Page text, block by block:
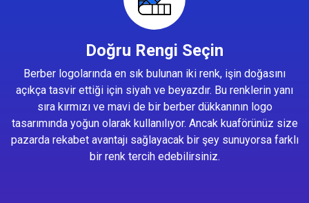
Doğru Rengi Seçin
Berber logolarında en sık bulunan iki renk, işin doğasını
açıkça tasvir ettiği için siyah ve beyazdır. Bu renklerin yanı
sıra kırmızı ve mavi de bir berber dükkanının logo
tasarımında yoğun olarak kullanılıyor. Ancak kuaförünüz size
pazarda rekabet avantajı sağlayacak bir şey sunuyorsa farklı
bir renk tercih edebilirsiniz.